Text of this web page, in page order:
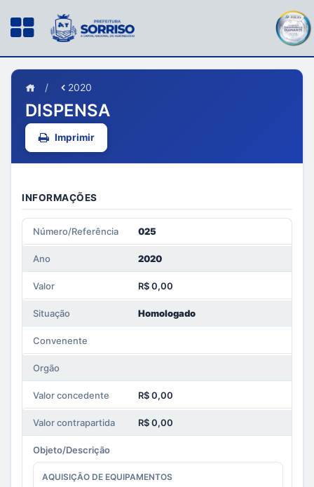
/ 2020
DISPENSA
Imprimir
INFORMAÇÕES
Número/Referência 025
Ano 2020
Valor R$ 0,00
Situação Homologado
Convenente
Orgão
Valor concedente R$ 0,00
Valor contrapartida R$ 0,00
Objeto/Descrição
AQUISIÇÃO DE EQUIPAMENTOS